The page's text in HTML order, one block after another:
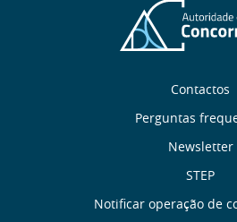
Contactos
Perguntas
Newsletter
STEP
Notificar operação de